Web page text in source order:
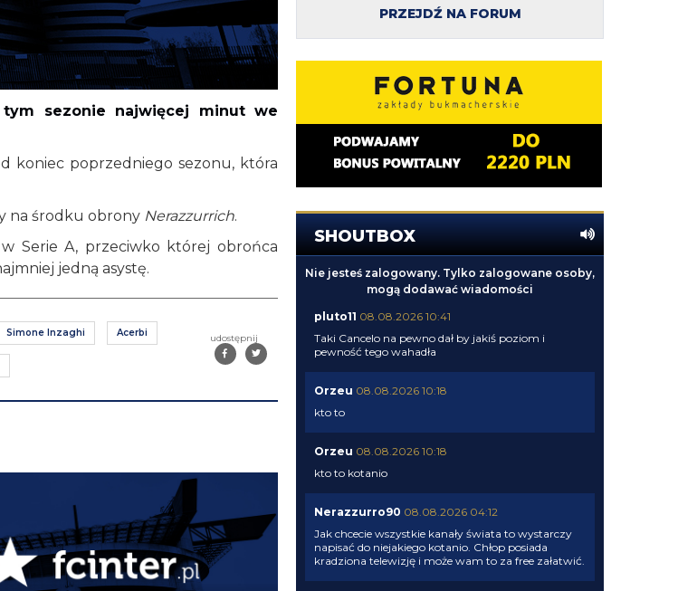
sezonie najwięcej minut we
koniec poprzedniego sezonu, która
na środku obrony Nerazzurrich.
Serie A, przeciwko której obrońca
jedną asystę.
Simone Inzaghi Acerbi udostępnij
PRZEJDŹ NA FORUM
SHOUTBOX
Nie jesteś zalogowany. Tylko zalogowane osoby,
mogą dodawać wiadomości
pluto11 08.08.2026 10:41
Taki Cancelo na pewno dał by jakiś poziom i
pewność tego wahadła
Orzeu 08.08.2026 10:18
kto to
Orzeu 08.08.2026 10:18
kto to kotanio
Nerazzurro90 08.08.2026 04:12
Jak chcecie wszystkie kanały świata to wystarczy
napisać do niejakiego kotanio. Chłop posiada
kradziona telewizję i może wam to za free załatwić.